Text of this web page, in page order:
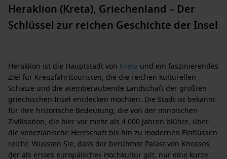
Heraklion (Kreta), Griechenland – Der
Schlüssel zur reichen Geschichte der Insel
Heraklion ist die Hauptstadt von Kreta und ein faszinierendes
Ziel für Kreuzfahrttouristen, die die reichen kulturellen
Schätze und die atemberaubende Landschaft der größten
griechischen Insel entdecken möchten. Die Stadt ist bekannt
für ihre historische Bedeutung, die von der minoischen
Zivilisation, die hier vor mehr als 4.000 Jahren blühte, über
die venezianische Herrschaft bis hin zu modernen Einflüssen
reicht. Wussten Sie, dass der berühmte Palast von Knossos,
der als erstes europäisches Hochkultur gilt, nur eine kurze